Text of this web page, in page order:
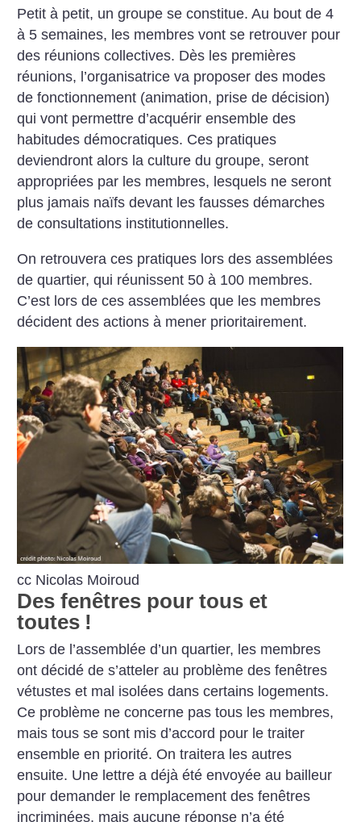
Petit à petit, un groupe se constitue. Au bout de 4
à 5 semaines, les membres vont se retrouver pour
des réunions collectives. Dès les premières
réunions, l’organisatrice va proposer des modes
de fonctionnement (animation, prise de décision)
qui vont permettre d’acquérir ensemble des
habitudes démocratiques. Ces pratiques
deviendront alors la culture du groupe, seront
appropriées par les membres, lesquels ne seront
plus jamais naïfs devant les fausses démarches
de consultations institutionnelles.
On retrouvera ces pratiques lors des assemblées
de quartier, qui réunissent 50 à 100 membres.
C’est lors de ces assemblées que les membres
décident des actions à mener prioritairement.
cc Nicolas Moiroud
Des fenêtres pour tous et
toutes !
Lors de l’assemblée d’un quartier, les membres
ont décidé de s’atteler au problème des fenêtres
vétustes et mal isolées dans certains logements.
Ce problème ne concerne pas tous les membres,
mais tous se sont mis d’accord pour le traiter
ensemble en priorité. On traitera les autres
ensuite. Une lettre a déjà été envoyée au bailleur
pour demander le remplacement des fenêtres
incriminées, mais aucune réponse n’a été